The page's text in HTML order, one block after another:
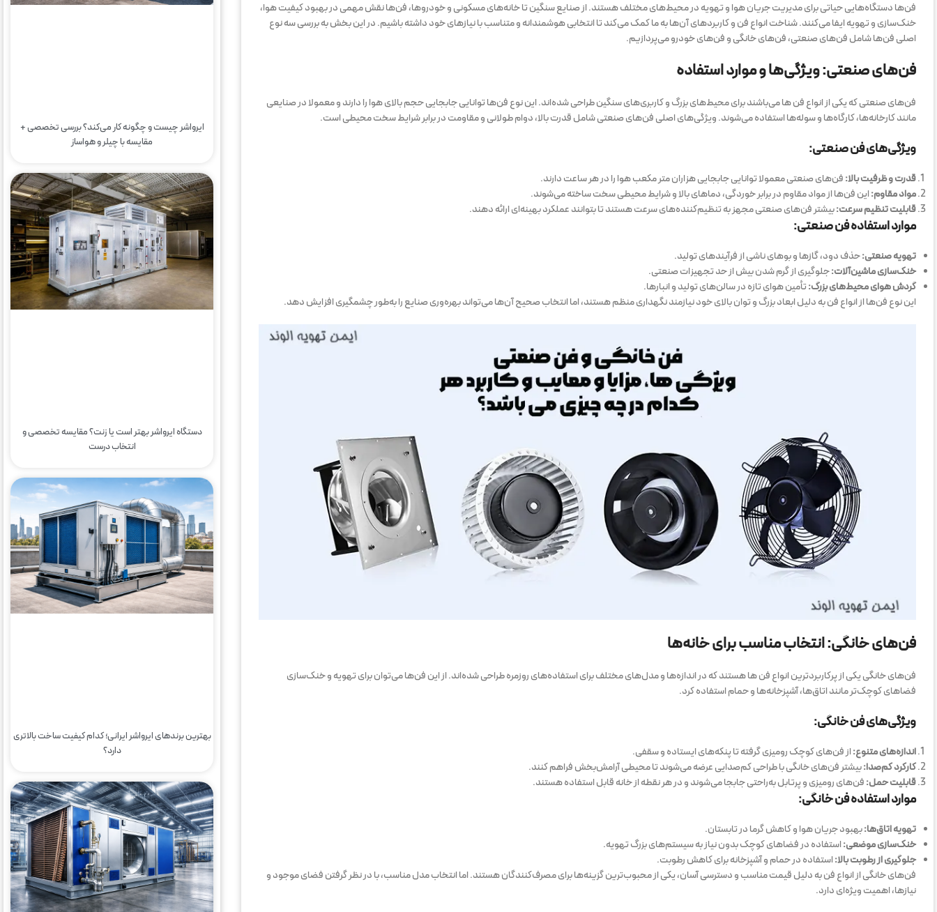
فن‌ها دستگاه‌هایی حیاتی برای مدیریت جریان هوا و تهویه در محیط‌های مختلف هستند. از صنایع سنگین تا خانه‌های مسکونی و خودروها، فن‌ها نقش مهمی در بهبود کیفیت هوا،
خنک‌سازی و تهویه ایفا می‌کنند. شناخت انواع فن و کاربردهای آن‌ها به ما کمک می‌کند تا انتخابی هوشمندانه و متناسب با نیازهای خود داشته باشیم. در این بخش به بررسی سه نوع
اصلی فن‌ها شامل فن‌های صنعتی، فن‌های خانگی و فن‌های خودرو می‌پردازیم.
فن‌های صنعتی: ویژگی‌ها و موارد استفاده
فن‌های صنعتی که یکی از انواع فن ها می‌باشند برای محیط‌های بزرگ و کاربری‌های سنگین طراحی شده‌اند. این نوع فن‌ها توانایی جابجایی حجم بالای هوا را دارند و معمولا در صنایعی
مانند کارخانه‌ها، کارگاه‌ها و سوله‌ها استفاده می‌شوند. ویژگی‌های اصلی فن‌های صنعتی شامل قدرت بالا، دوام طولانی و مقاومت در برابر شرایط سخت محیطی است.
ویژگی‌های فن صنعتی:
قدرت و ظرفیت بالا:فن‌های صنعتی معمولا توانایی جابجایی هزاران متر مکعب هوا را در هر ساعت دارند.
مواد مقاوم:این فن‌ها از مواد مقاوم در برابر خوردگی، دماهای بالا و شرایط محیطی سخت ساخته می‌شوند.
قابلیت تنظیم سرعت:بیشتر فن‌های صنعتی مجهز به تنظیم‌کننده‌های سرعت هستند تا بتوانند عملکرد بهینه‌ای ارائه دهند.
موارد استفاده فن صنعتی:
تهویه صنعتی:حذف دود، گازها و بوهای ناشی از فرآیندهای تولید.
خنک‌سازی ماشین‌آلات:جلوگیری از گرم شدن بیش از حد تجهیزات صنعتی.
گردش هوای محیط‌های بزرگ:تأمین هوای تازه در سالن‌های تولید و انبارها.
این نوع فن‌ها از انواع فن به دلیل ابعاد بزرگ و توان بالای خود نیازمند نگهداری منظم هستند، اما انتخاب صحیح آن‌ها می‌تواند بهره‌وری صنایع را به‌طور چشمگیری افزایش دهد.
فن‌های خانگی: انتخاب مناسب برای خانه‌ها
فن‌های خانگی یکی از پرکاربردترین انواع فن ها هستند که در اندازه‌ها و مدل‌های مختلف برای استفاده‌های روزمره طراحی شده‌اند. از این فن‌ها می‌توان برای تهویه و خنک‌سازی
فضاهای کوچک‌تر مانند اتاق‌ها، آشپزخانه‌ها و حمام استفاده کرد.
ویژگی‌های فن خانگی:
اندازه‌های متنوع:از فن‌های کوچک رومیزی گرفته تا پنکه‌های ایستاده و سقفی.
کارکرد کم‌صدا:بیشتر فن‌های خانگی با طراحی کم‌صدایی عرضه می‌شوند تا محیطی آرامش‌بخش فراهم کنند.
قابلیت حمل:فن‌های رومیزی و پرتابل به‌راحتی جابجا می‌شوند و در هر نقطه از خانه قابل استفاده هستند.
موارد استفاده فن خانگی:
تهویه اتاق‌ها:بهبود جریان هوا و کاهش گرما در تابستان.
خنک‌سازی موضعی:استفاده در فضاهای کوچک بدون نیاز به سیستم‌های بزرگ تهویه.
جلوگیری از رطوبت بالا:استفاده در حمام و آشپزخانه برای کاهش رطوبت.
فن‌های خانگی از انواع فن به دلیل قیمت مناسب و دسترسی آسان، یکی از محبوب‌ترین گزینه‌ها برای مصرف‌کنندگان هستند. اما انتخاب مدل مناسب، با در نظر گرفتن فضای موجود و
نیازها، اهمیت ویژه‌ای دارد.
ایرواشر چیست و چگونه کار می‌کند؟ بررسی تخصصی +
مقایسه با چیلر و هواساز
دستگاه ایرواشر بهتر است یا زنت؟ مقایسه تخصصی و
انتخاب درست
بهترین برندهای ایرواشر ایرانی؛ کدام کیفیت ساخت بالاتری
دارد؟